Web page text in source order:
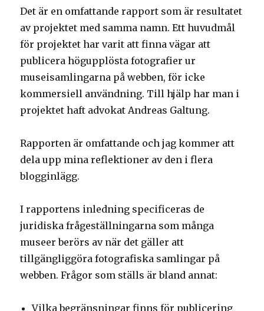
Det är en omfattande rapport som är resultatet
av projektet med samma namn. Ett huvudmål
för projektet har varit att finna vägar att
publicera högupplösta fotografier ur
museisamlingarna på webben, för icke
kommersiell användning. Till hjälp har man i
projektet haft advokat Andreas Galtung.
Rapporten är omfattande och jag kommer att
dela upp mina reflektioner av den i flera
blogginlägg.
I rapportens inledning specificeras de
juridiska frågeställningarna som många
museer berörs av när det gäller att
tillgängliggöra fotografiska samlingar på
webben. Frågor som ställs är bland annat:
Vilka begränsningar finns för publicering